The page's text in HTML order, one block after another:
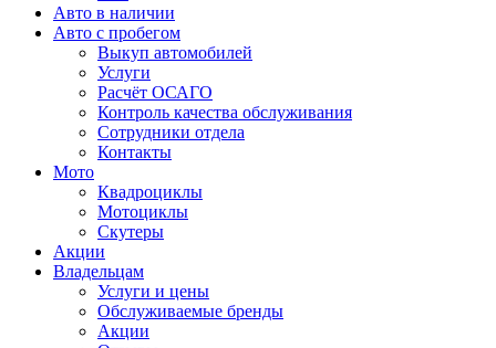
Авто в наличии
Авто с пробегом
Выкуп автомобилей
Услуги
Расчёт ОСАГО
Контроль качества обслуживания
Сотрудники отдела
Контакты
Мото
Квадроциклы
Мотоциклы
Скутеры
Акции
Владельцам
Услуги и цены
Обслуживаемые бренды
Акции